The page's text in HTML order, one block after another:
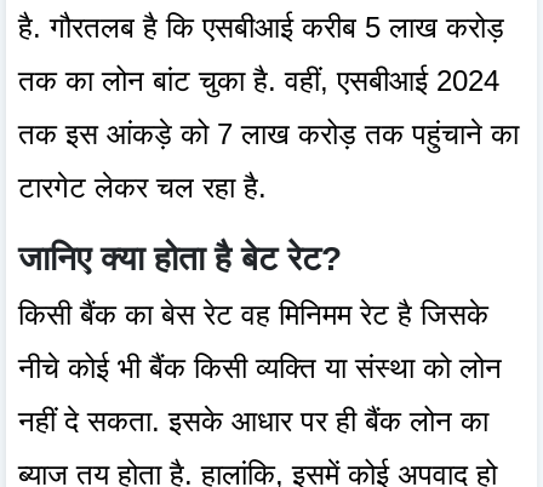
है. गौरतलब है कि एसबीआई करीब 5 लाख करोड़
तक का लोन बांट चुका है. वहीं, एसबीआई 2024
तक इस आंकड़े को 7 लाख करोड़ तक पहुंचाने का
टारगेट लेकर चल रहा है.
जानिए क्या होता है बेट रेट?
किसी बैंक का बेस रेट वह मिनिमम रेट है जिसके
नीचे कोई भी बैंक किसी व्यक्ति या संस्था को लोन
नहीं दे सकता. इसके आधार पर ही बैंक लोन का
ब्याज तय होता है. हालांकि, इसमें कोई अपवाद हो